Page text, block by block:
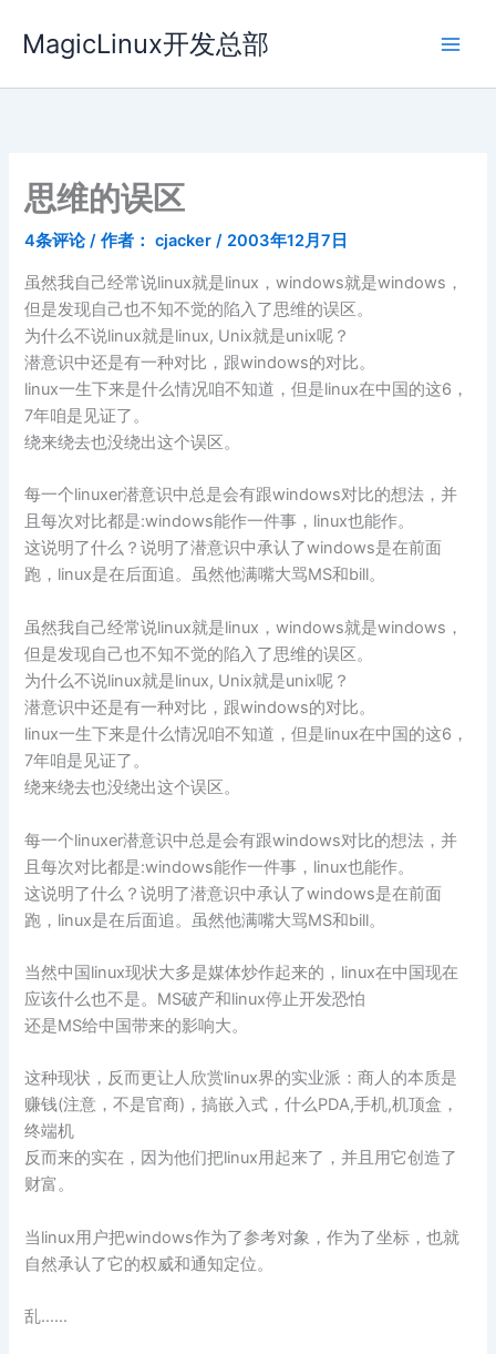
容
MagicLinux开发总部
思维的误区
4条评论 / 作者： cjacker/ 2003年12月7日
虽然我自己经常说linux就是linux，windows就是windows，
但是发现自己也不知不觉的陷入了思维的误区。
为什么不说linux就是linux, Unix就是unix呢？
潜意识中还是有一种对比，跟windows的对比。
linux一生下来是什么情况咱不知道，但是linux在中国的这6，
7年咱是见证了。
绕来绕去也没绕出这个误区。
每一个linuxer潜意识中总是会有跟windows对比的想法，并
且每次对比都是:windows能作一件事，linux也能作。
这说明了什么？说明了潜意识中承认了windows是在前面
跑，linux是在后面追。虽然他满嘴大骂MS和bill。
虽然我自己经常说linux就是linux，windows就是windows，
但是发现自己也不知不觉的陷入了思维的误区。
为什么不说linux就是linux, Unix就是unix呢？
潜意识中还是有一种对比，跟windows的对比。
linux一生下来是什么情况咱不知道，但是linux在中国的这6，
7年咱是见证了。
绕来绕去也没绕出这个误区。
每一个linuxer潜意识中总是会有跟windows对比的想法，并
且每次对比都是:windows能作一件事，linux也能作。
这说明了什么？说明了潜意识中承认了windows是在前面
跑，linux是在后面追。虽然他满嘴大骂MS和bill。
当然中国linux现状大多是媒体炒作起来的，linux在中国现在
应该什么也不是。MS破产和linux停止开发恐怕
还是MS给中国带来的影响大。
这种现状，反而更让人欣赏linux界的实业派：商人的本质是
赚钱(注意，不是官商)，搞嵌入式，什么PDA,手机,机顶盒，
终端机
反而来的实在，因为他们把linux用起来了，并且用它创造了
财富。
当linux用户把windows作为了参考对象，作为了坐标，也就
自然承认了它的权威和通知定位。
乱……